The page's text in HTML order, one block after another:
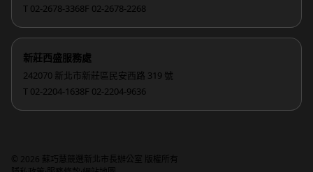
T 02-2678-3368F 02-2678-2268
新莊西盛服務處
242070 新北市新莊區民安西路 319 號
T 02-2204-1638F 02-2204-9636
© 2026 蘇巧慧競選新北市長辦公室 版權所有